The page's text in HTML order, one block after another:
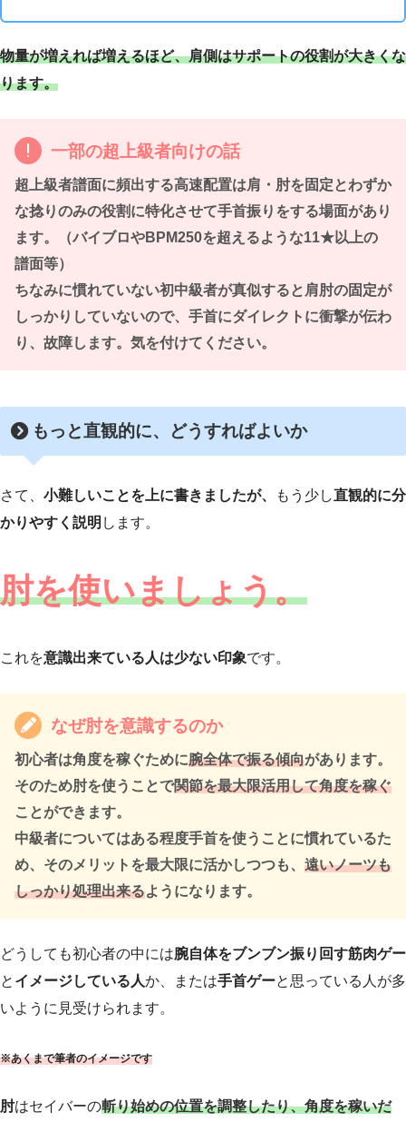
物量が増えれば増えるほど、肩側はサポートの役割が大きくな
ります。
一部の超上級者向けの話
超上級者譜面に頻出する高速配置は肩・肘を固定とわずか
な捻りのみの役割に特化させて手首振りをする場面があり
ます。（バイブロやBPM250を超えるような11★以上の
譜面等）
ちなみに慣れていない初中級者が真似すると肩肘の固定が
しっかりしていないので、手首にダイレクトに衝撃が伝わ
り、故障します。気を付けてください。
もっと直観的に、どうすればよいか
さて、 小難しいことを上に書きましたが、 もう少し直観的に分
かりやすく説明 します。
肘を使いましょう。
これを意識出来ている人は少ない印象です。
なぜ肘を意識するのか
初心者は角度を稼ぐために腕全体で振る傾向があります。
そのため肘を使うことで関節を最大限活用して角度を稼ぐ
ことができます。
中級者についてはある程度手首を使うことに慣れているた
め、そのメリットを最大限に活かしつつも、 遠いノーツも
しっかり処理出来るようになります。
どうしても初心者の中には腕自体をブンブン振り回す筋肉ゲー
と イメージしている人か、または手首ゲーと思っている人が多
いように見受けられます。
※あくまで筆者のイメージです
肘はセイバーの斬り始めの位置を調整したり、角度を稼いだ